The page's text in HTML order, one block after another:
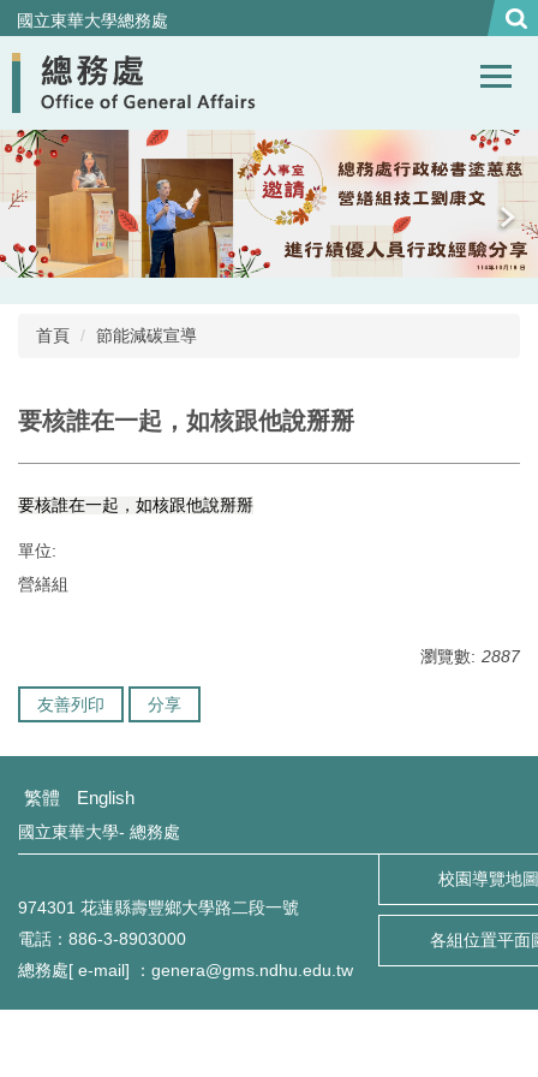
跳
到
主
內
容
區
國立東華大學總務處
首頁 節能減碳宣導
要核誰在一起，如核跟他說掰掰
要核誰在一起，如核跟他說掰掰
單位:
營繕組
瀏覽數: 2887
友善列印 分享
繁體 English
國立東華大學- 總務處
974301 花蓮縣壽豐鄉大學路二段一號
電話：886-3-8903000
總務處[ e-mail] ：genera@gms.ndhu.edu.tw
校園導覽地圖
各組位置平面